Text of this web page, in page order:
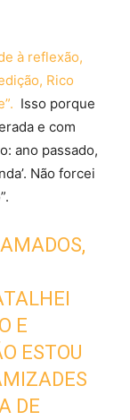
à reflexão,
Rico
Isso porque
e com
ano passado,
Não forcei
E
ESTOU
DE